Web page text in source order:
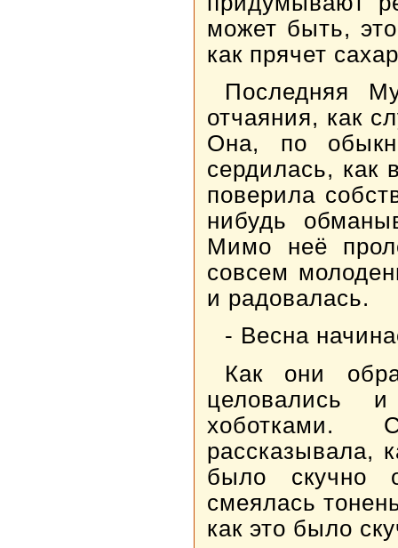
может быть,
как прячет
Последняя
отчаяния, как
Она, по
сердилась,
поверила
нибудь
Мимо неё
совсем
и радовалась.
- Весна
Как они
целовались
хоботками.
рассказывала,
было скучно
смеялась
как это было